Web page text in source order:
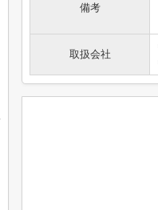
備考
取扱会社